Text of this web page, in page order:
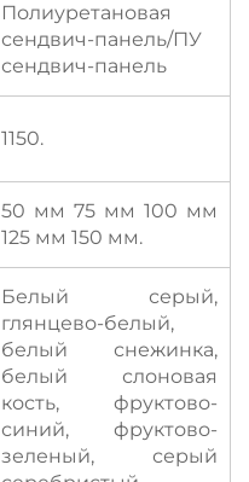
Полиуретановая
сендвич-панель/ПУ
сендвич-панель
1150.
50 мм 75 мм 100 мм
125 мм 150 мм.
Белый серый,
глянцево-белый,
белый снежинка,
белый слоновая
кость, фруктово-
синий, фруктово-
зеленый, серый